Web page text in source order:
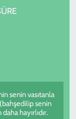
senin vasıtanla
senin
hayırlıdır.